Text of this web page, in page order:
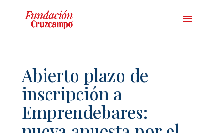
Abierto plazo de
inscripción a
Emprendebares: